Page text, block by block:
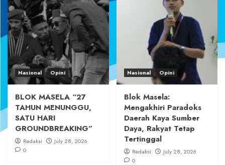
Nasional Opini
BLOK MASELA “27
TAHUN MENUNGGU,
SATU HARI
GROUNDBREAKING”
Redaksi
July 28, 2026
0
Nasional Opini
Blok Masela:
Mengakhiri Paradoks
Daerah Kaya Sumber
Daya, Rakyat Tetap
Tertinggal
Redaksi
July 28, 2026
0